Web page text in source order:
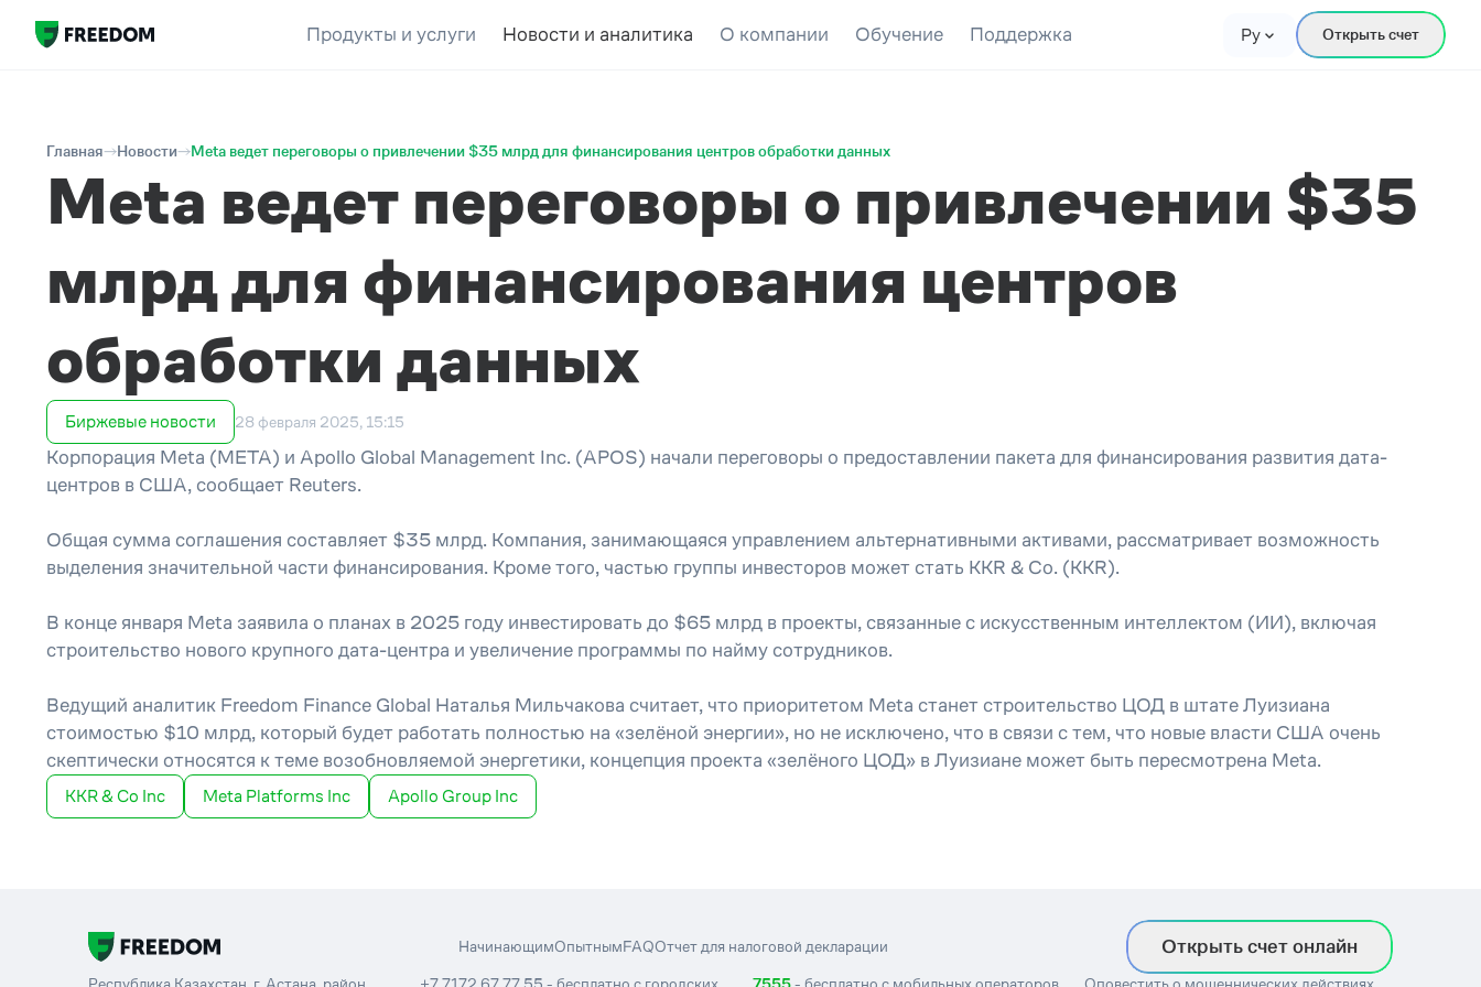
Продукты и услуги Новости и аналитика О компании Обучение Поддержка Ру Открыть счет
Главная Новости Meta ведет переговоры о привлечении $35 млрд для финансирования центров обработки данных
Meta ведет переговоры о привлечении $35
млрд для финансирования центров
обработки данных
Биржевые новости 28 февраля 2025, 15:15
Корпорация Meta (META) и Apollo Global Management Inc. (APOS) начали переговоры о предоставлении пакета для финансирования развития дата-
центров в США, сообщает Reuters.
Общая сумма соглашения составляет $35 млрд. Компания, занимающаяся управлением альтернативными активами, рассматривает возможность
выделения значительной части финансирования. Кроме того, частью группы инвесторов может стать KKR & Co. (KKR).
В конце января Meta заявила о планах в 2025 году инвестировать до $65 млрд в проекты, связанные с искусственным интеллектом (ИИ), включая
строительство нового крупного дата-центра и увеличение программы по найму сотрудников.
Ведущий аналитик Freedom Finance Global Наталья Мильчакова считает, что приоритетом Meta станет строительство ЦОД в штате Луизиана
стоимостью $10 млрд, который будет работать полностью на «зелёной энергии», но не исключено, что в связи с тем, что новые власти США очень
скептически относятся к теме возобновляемой энергетики, концепция проекта «зелёного ЦОД» в Луизиане может быть пересмотрена Meta.
KKR & Co Inc Meta Platforms Inc Apollo Group Inc
НачинающимОпытнымFAQОтчет для налоговой декларации Открыть счет онлайн